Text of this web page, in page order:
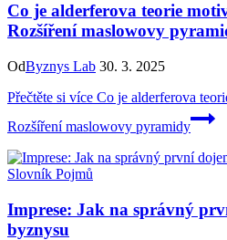
Co je alderferova teorie
Rozšíření maslowovy
OdByznys Lab 30. 3. 2025
Přečtěte si více Co je alderferova
Rozšíření maslowovy pyramidy
Slovník Pojmů
Imprese: Jak na správný
byznysu